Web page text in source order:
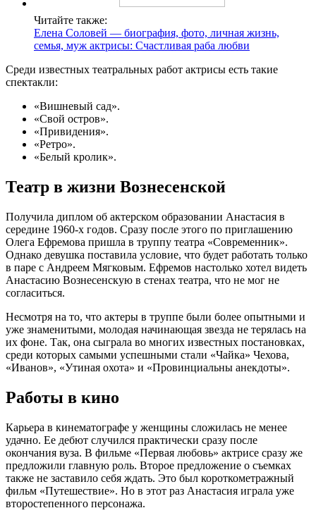
Читайте также:
Елена Соловей — биография, фото, личная жизнь,
семья, муж актрисы: Счастливая раба любви
Среди известных театральных работ актрисы есть такие
спектакли:
«Вишневый сад».
«Свой остров».
«Привидения».
«Ретро».
«Белый кролик».
Театр в жизни Вознесенской
Получила диплом об актерском образовании Анастасия в
середине 1960-х годов. Сразу после этого по приглашению
Олега Ефремова пришла в труппу театра «Современник».
Однако девушка поставила условие, что будет работать только
в паре с Андреем Мягковым. Ефремов настолько хотел видеть
Анастасию Вознесенскую в стенах театра, что не мог не
согласиться.
Несмотря на то, что актеры в труппе были более опытными и
уже знаменитыми, молодая начинающая звезда не терялась на
их фоне. Так, она сыграла во многих известных постановках,
среди которых самыми успешными стали «Чайка» Чехова,
«Иванов», «Утиная охота» и «Провинциальны анекдоты».
Работы в кино
Карьера в кинематографе у женщины сложилась не менее
удачно. Ее дебют случился практически сразу после
окончания вуза. В фильме «Первая любовь» актрисе сразу же
предложили главную роль. Второе предложение о съемках
также не заставило себя ждать. Это был короткометражный
фильм «Путешествие». Но в этот раз Анастасия играла уже
второстепенного персонажа.